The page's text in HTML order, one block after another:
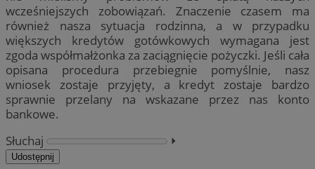
wcześniejszych zobowiązań. Znaczenie czasem ma
również nasza sytuacja rodzinna, a w przypadku
większych kredytów gotówkowych wymagana jest
zgoda współmałżonka za zaciągnięcie pożyczki. Jeśli cała
opisana procedura przebiegnie pomyślnie, nasz
wniosek zostaje przyjęty, a kredyt zostaje bardzo
sprawnie przelany na wskazane przez nas konto
bankowe.
Słuchaj
⏵︎
Udostępnij